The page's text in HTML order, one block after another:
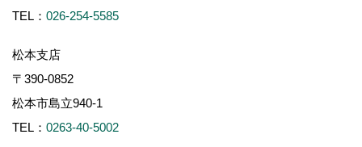
TEL： 026-254-5585
松本支店
〒390-0852
松本市島立940-1
TEL： 0263-40-5002